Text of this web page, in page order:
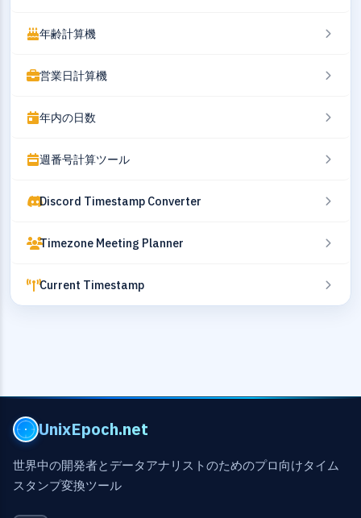
年齢計算機
営業日計算機
年内の日数
週番号計算ツール
Discord Timestamp Converter
Timezone Meeting Planner
Current Timestamp
UnixEpoch.net
世界中の開発者とデータアナリストのためのプロ向けタイム
スタンプ変換ツール